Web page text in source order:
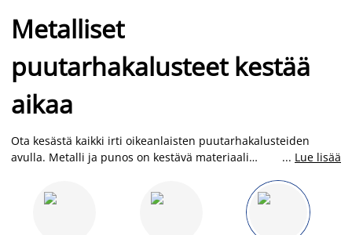
Metalliset
puutarhakalusteet kestää
aikaa
Ota kesästä kaikki irti oikeanlaisten puutarhakalusteiden
avulla. Metalli ja punos on kestävä materiaali
saippualla. JYSKistä löydät puutarhakaluisteet edulliseen
hintaan eri tyyleissä.
... Lue lisää